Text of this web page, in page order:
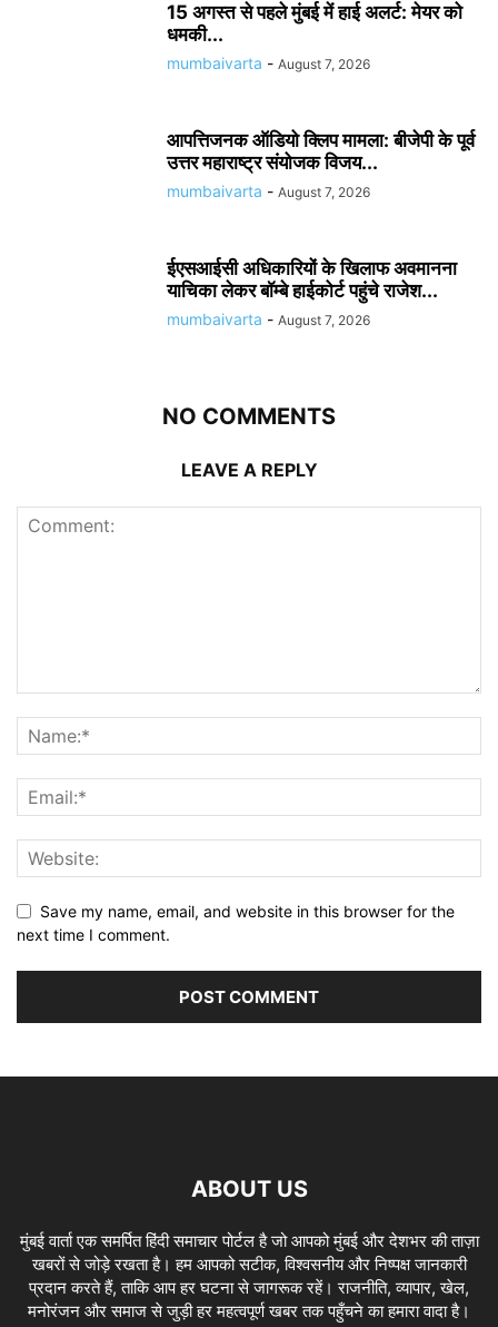
15 अगस्त से पहले मुंबई में हाई अलर्ट: मेयर को
धमकी...
mumbaivarta - August 7, 2026
आपत्तिजनक ऑडियो क्लिप मामला: बीजेपी के पूर्व
उत्तर महाराष्ट्र संयोजक विजय...
mumbaivarta - August 7, 2026
ईएसआईसी अधिकारियों के खिलाफ अवमानना
याचिका लेकर बॉम्बे हाईकोर्ट पहुंचे राजेश...
mumbaivarta - August 7, 2026
NO COMMENTS
LEAVE A REPLY
Save my name, email, and website in this browser for the
next time I comment.
ABOUT US
मुंबई वार्ता एक समर्पित हिंदी समाचार पोर्टल है जो आपको मुंबई और देशभर की ताज़ा
खबरों से जोड़े रखता है। हम आपको सटीक, विश्वसनीय और निष्पक्ष जानकारी
प्रदान करते हैं, ताकि आप हर घटना से जागरूक रहें। राजनीति, व्यापार, खेल,
मनोरंजन और समाज से जुड़ी हर महत्वपूर्ण खबर तक पहुँचने का हमारा वादा है।